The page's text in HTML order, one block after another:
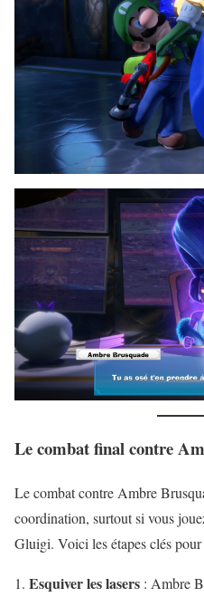
Le combat final contre
Le combat contre Ambre
coordination, surtout si vous
Gluigi. Voici les étapes clés
Esquiver les lasers : Ambre